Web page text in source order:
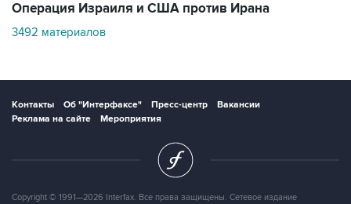
Операция Израиля и США против Ирана
3492 материалов
Контакты Об "Интерфаксе" Пресс-центр
Вакансии
Реклама на сайте
Мероприятия
Copyright © 1991—2026 Interfax. Все права защищены. Сетевое издание